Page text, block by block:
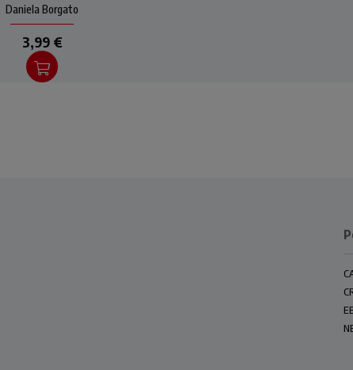
Daniela Borgato
3,99 €